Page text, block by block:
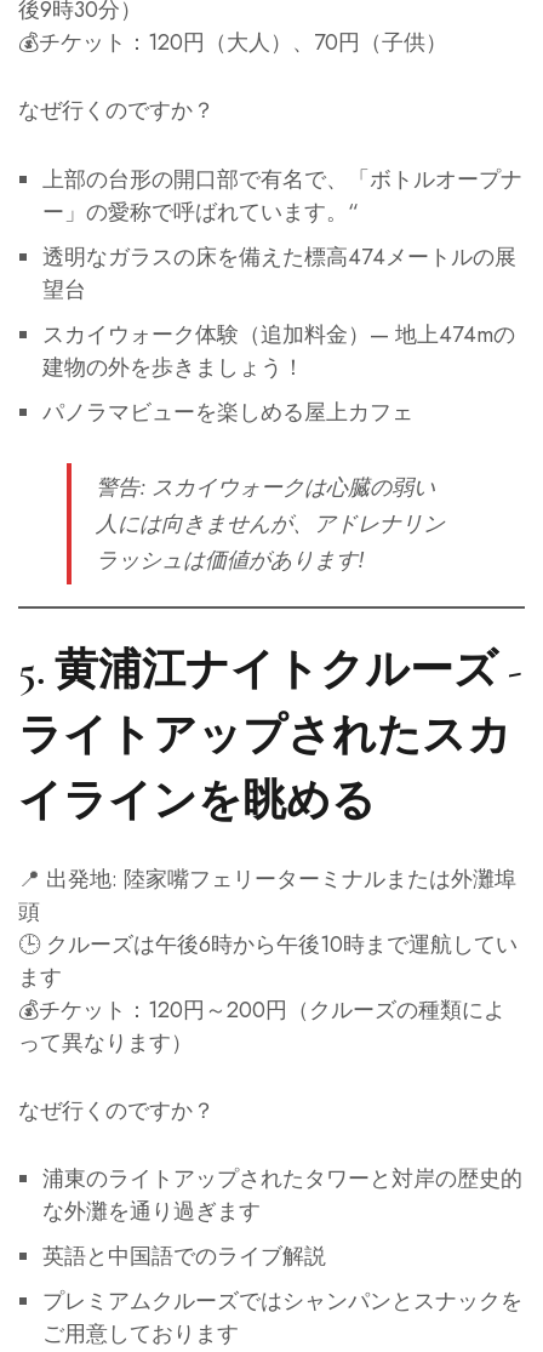
後9時30分）
💰チケット：120円（大人）、70円（子供）
なぜ行くのですか？
上部の台形の開口部で有名で、「ボトルオープナ
ー」の愛称で呼ばれています。“
透明なガラスの床を備えた標高474メートルの展
望台
スカイウォーク体験（追加料金）— 地上474mの
建物の外を歩きましょう！
パノラマビューを楽しめる屋上カフェ
警告: スカイウォークは心臓の弱い
人には向きませんが、アドレナリン
ラッシュは価値があります!
5. 黄浦江ナイトクルーズ -
ライトアップされたスカ
イラインを眺める
📍 出発地: 陸家嘴フェリーターミナルまたは外灘埠
頭
🕒 クルーズは午後6時から午後10時まで運航してい
ます
💰チケット：120円～200円（クルーズの種類によ
って異なります）
なぜ行くのですか？
浦東のライトアップされたタワーと対岸の歴史的
な外灘を通り過ぎます
英語と中国語でのライブ解説
プレミアムクルーズではシャンパンとスナックを
ご用意しております